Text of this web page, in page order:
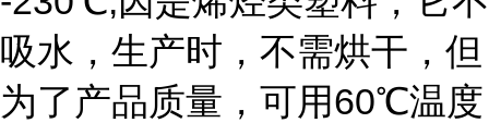
吸水，生产时，不需烘干，但
为了产品质量，可用60℃温度